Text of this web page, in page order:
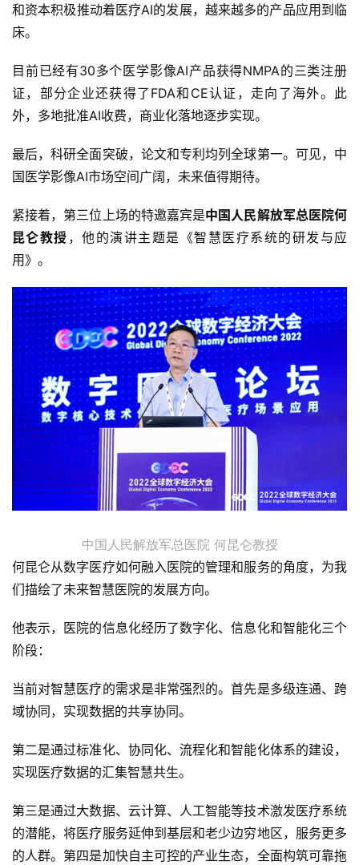
页
界
工
智
深
学
习
和资本积极推动着医疗AI的发展，越来越多的产品应用到临
床。
目前已经有30多个医学影像AI产品获得NMPA的三类注册
证，部分企业还获得了FDA和CE认证，走向了海外。此
外，多地批准AI收费，商业化落地逐步实现。
最后，科研全面突破，论文和专利均列全球第一。可见，中
国医学影像AI市场空间广阔，未来值得期待。
紧接着，第三位上场的特邀嘉宾是中国人民解放军总医院何
昆仑教授 ，他的演讲主题是《智慧医疗系统的研发与应
用》。
中国人民解放军总医院 何昆仑教授
何昆仑从数字医疗如何融入医院的管理和服务的角度，为我
们描绘了未来智慧医院的发展方向。
他表示，医院的信息化经历了数字化、信息化和智能化三个
阶段：
当前对智慧医疗的需求是非常强烈的。首先是多级连通、跨
域协同，实现数据的共享协同。
第二是通过标准化、协同化、流程化和智能化体系的建设，
实现医疗数据的汇集智慧共生。
第三是通过大数据、云计算、人工智能等技术激发医疗系统
的潜能，将医疗服务延伸到基层和老少边穷地区，服务更多
的人群。第四是加快自主可控的产业生态，全面构筑可靠拖